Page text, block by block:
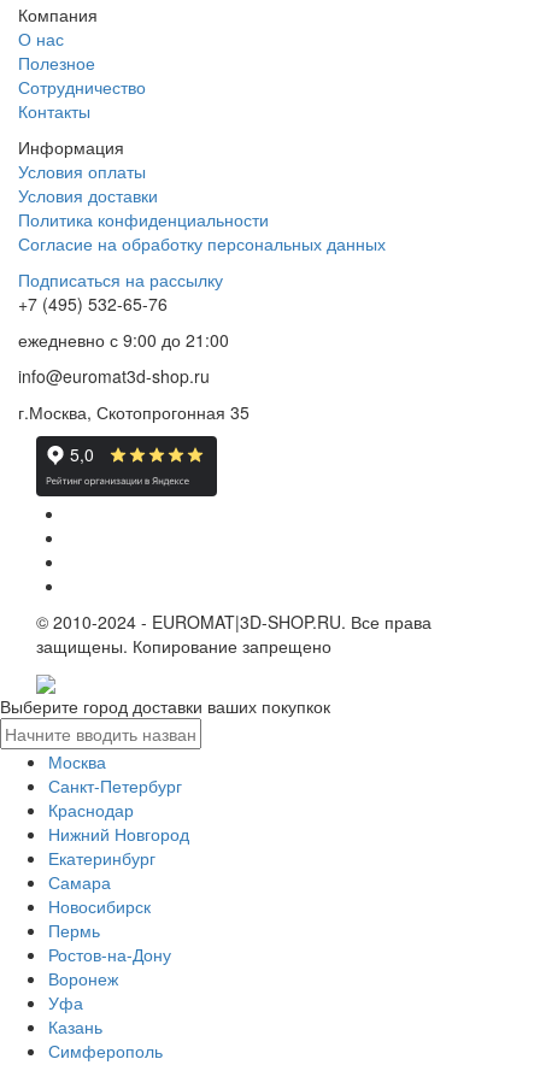
Компания
О нас
Полезное
Сотрудничество
Контакты
Информация
Условия оплаты
Условия доставки
Политика конфиденциальности
Согласие на обработку персональных данных
Подписаться на рассылку
+7 (495) 532-65-76
ежедневно с 9:00 до 21:00
info@euromat3d-shop.ru
г.Москва, Скотопрогонная 35
© 2010-2024 - EUROMAT|3D-SHOP.RU. Все права
защищены. Копирование запрещено
Выберите город доставки ваших покупкок
Москва
Санкт-Петербург
Краснодар
Нижний Новгород
Екатеринбург
Самара
Новосибирск
Пермь
Ростов-на-Дону
Воронеж
Уфа
Казань
Симферополь